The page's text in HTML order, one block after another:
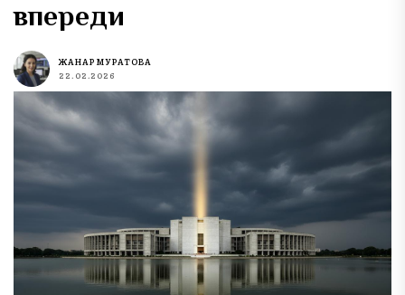
впереди
ЖАНАР МУРАТОВА
22.02.2026